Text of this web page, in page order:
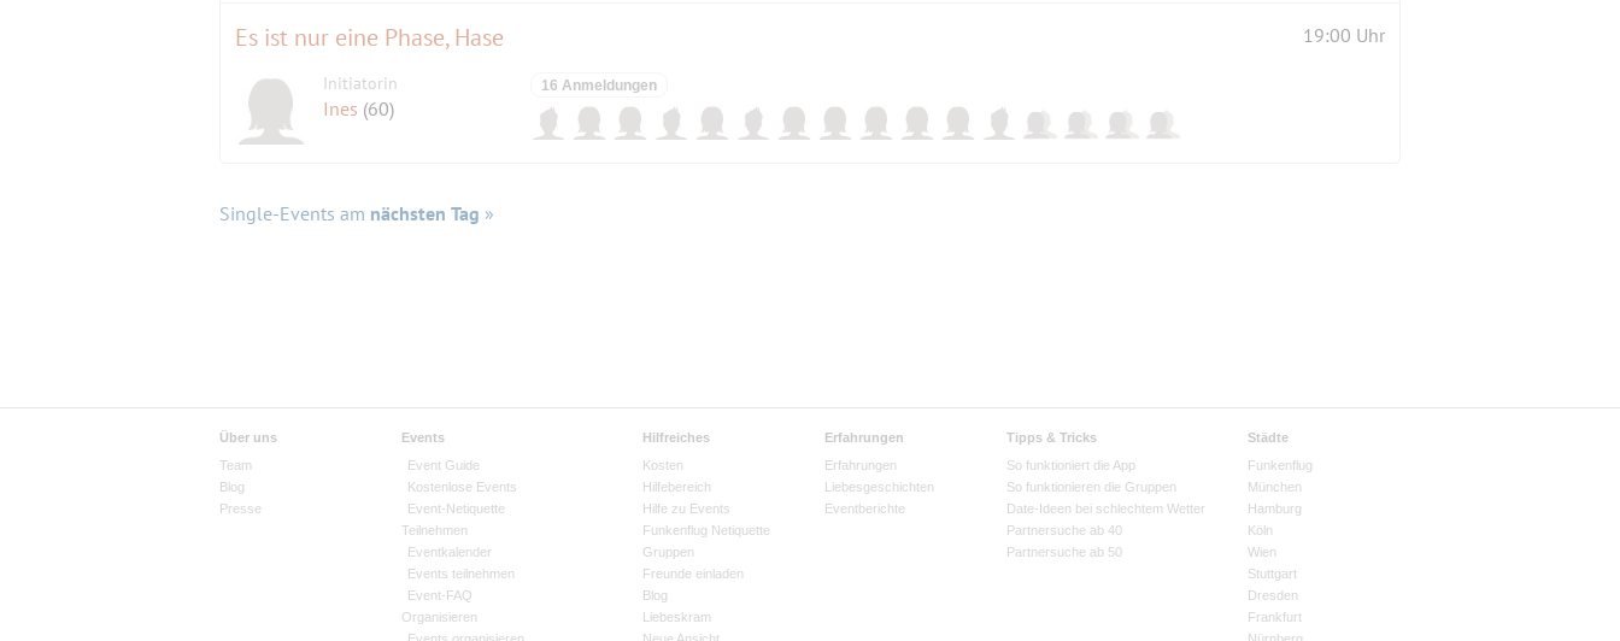
Es ist nur eine Phase, Hase 19:00 Uhr
Initiatorin
Ines (60)
16 Anmeldungen
Single-Events am nächsten Tag »
Über uns
Team
Blog
Presse
Events
Event Guide
Kostenlose Events
Event-Netiquette
Teilnehmen
Eventkalender
Events teilnehmen
Event-FAQ
Organisieren
Hilfreiches
Kosten
Hilfebereich
Hilfe zu Events
Funkenflug Netiquette
Gruppen
Freunde einladen
Blog
Liebeskram
Erfahrungen
Erfahrungen
Liebesgeschichten
Eventberichte
Tipps & Tricks
So funktioniert die App
So funktionieren die Gruppen
Date-Ideen bei schlechtem Wetter
Partnersuche ab 40
Partnersuche ab 50
Städte
Funkenflug
München
Hamburg
Köln
Wien
Stuttgart
Dresden
Frankfurt